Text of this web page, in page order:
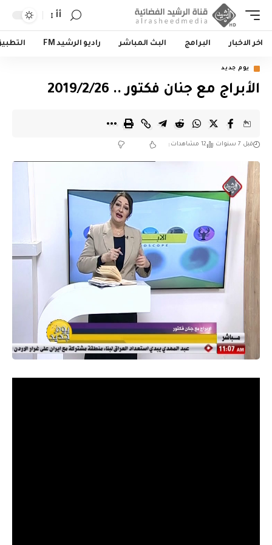
أأ
اخر الاخبار البرامج البث المباشر راديو الرشيد FM
يوم جديد
الأبراج مع جنان فكتور .. 2019/2/26
قبل 7 سنوات 12 مشاهدات